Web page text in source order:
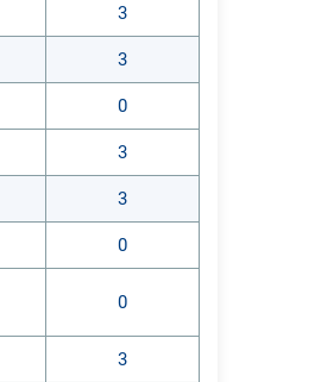
3
3
0
3
3
0
0
3